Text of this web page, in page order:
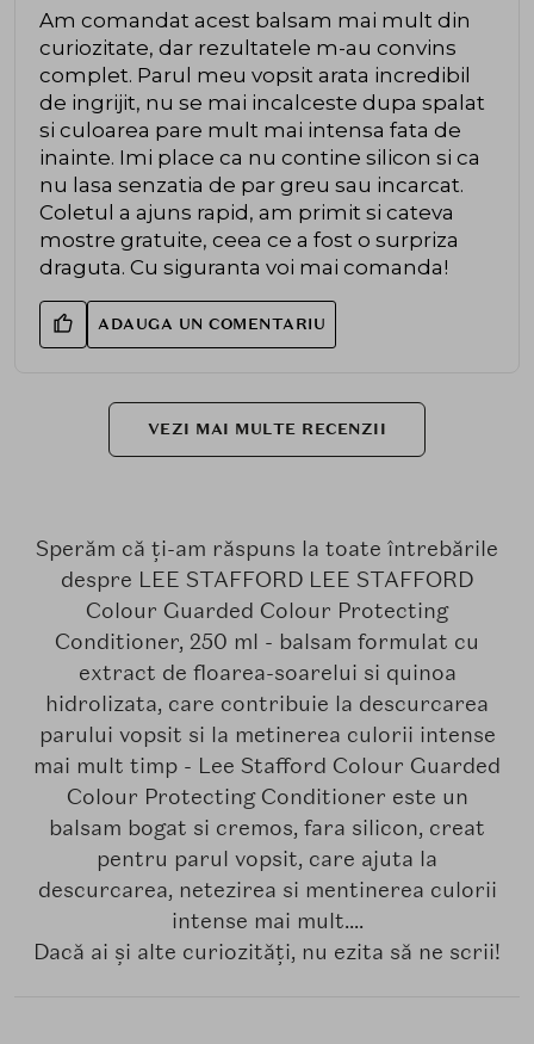
Am comandat acest balsam mai mult din
curiozitate, dar rezultatele m-au convins
complet. Parul meu vopsit arata incredibil
de ingrijit, nu se mai incalceste dupa spalat
si culoarea pare mult mai intensa fata de
inainte. Imi place ca nu contine silicon si ca
nu lasa senzatia de par greu sau incarcat.
Coletul a ajuns rapid, am primit si cateva
mostre gratuite, ceea ce a fost o surpriza
draguta. Cu siguranta voi mai comanda!
ADAUGA UN COMENTARIU
VEZI MAI MULTE RECENZII
Sperăm că ți-am răspuns la toate întrebările
despre LEE STAFFORD LEE STAFFORD
Colour Guarded Colour Protecting
Conditioner, 250 ml - balsam formulat cu
extract de floarea-soarelui si quinoa
hidrolizata, care contribuie la descurcarea
parului vopsit si la metinerea culorii intense
mai mult timp - Lee Stafford Colour Guarded
Colour Protecting Conditioner este un
balsam bogat si cremos, fara silicon, creat
pentru parul vopsit, care ajuta la
descurcarea, netezirea si mentinerea culorii
intense mai mult....
Dacă ai și alte curiozități, nu ezita să ne scrii!